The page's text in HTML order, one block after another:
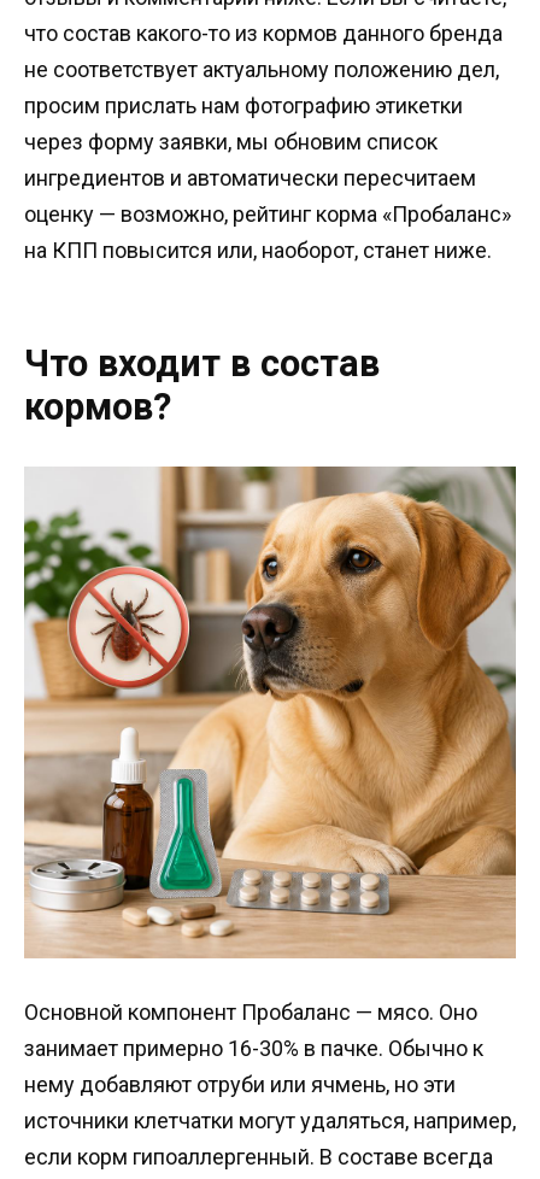
что состав какого-то из кормов данного бренда
не соответствует актуальному положению дел,
просим прислать нам фотографию этикетки
через форму заявки, мы обновим список
ингредиентов и автоматически пересчитаем
оценку — возможно, рейтинг корма «Пробаланс»
на КПП повысится или, наоборот, станет ниже.
Что входит в состав
кормов?
Основной компонент Пробаланс — мясо. Оно
занимает примерно 16-30% в пачке. Обычно к
нему добавляют отруби или ячмень, но эти
источники клетчатки могут удаляться, например,
если корм гипоаллергенный. В составе всегда